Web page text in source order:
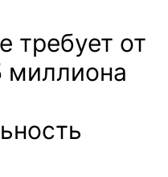
требует от
миллиона